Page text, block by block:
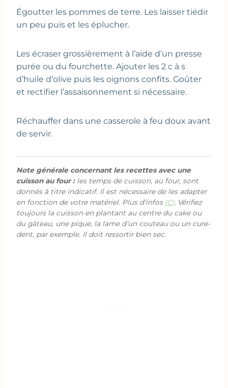
Égoutter les pommes de terre. Les laisser tiédir
un peu puis et les éplucher.
Les écraser grossièrement à l’aide d’un presse
purée ou du fourchette. Ajouter les 2 c à s
d’huile d’olive puis les oignons confits. Goûter
et rectifier l’assaisonnement si nécessaire.
Réchauffer dans une casserole à feu doux avant
de servir.
Note générale concernant les recettes avec une
cuisson au four :les temps de cuisson, au four, sont
donnés à titre indicatif. Il est nécessaire de les adapter
en fonction de votre matériel. Plus d’infos ICI. Vérifiez
toujours la cuisson en plantant au centre du cake ou
du gâteau, une pique, la lame d’un couteau ou un cure-
dent, par exemple. Il doit ressortir bien sec.